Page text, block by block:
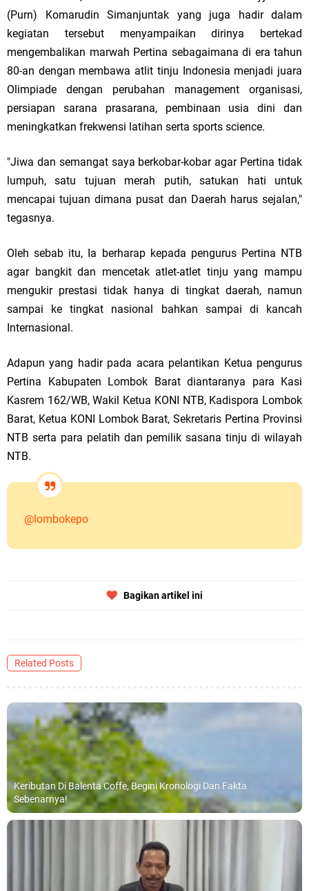
(Purn) Komarudin Simanjuntak yang juga hadir dalam
kegiatan tersebut menyampaikan dirinya bertekad
mengembalikan marwah Pertina sebagaimana di era tahun
80-an dengan membawa atlit tinju Indonesia menjadi juara
Olimpiade dengan perubahan management organisasi,
persiapan sarana prasarana, pembinaan usia dini dan
meningkatkan frekwensi latihan serta sports science.
"Jiwa dan semangat saya berkobar-kobar agar Pertina tidak
lumpuh, satu tujuan merah putih, satukan hati untuk
mencapai tujuan dimana pusat dan Daerah harus sejalan,"
tegasnya.
Oleh sebab itu, Ia berharap kepada pengurus Pertina NTB
agar bangkit dan mencetak atlet-atlet tinju yang mampu
mengukir prestasi tidak hanya di tingkat daerah, namun
sampai ke tingkat nasional bahkan sampai di kancah
Internasional.
Adapun yang hadir pada acara pelantikan Ketua pengurus
Pertina Kabupaten Lombok Barat diantaranya para Kasi
Kasrem 162/WB, Wakil Ketua KONI NTB, Kadispora Lombok
Barat, Ketua KONI Lombok Barat, Sekretaris Pertina Provinsi
NTB serta para pelatih dan pemilik sasana tinju di wilayah
NTB.
@lombokepo
Bagikan artikel ini
Related Posts
Keributan Di Balenta Coffe, Begini Kronologi Dan Fakta
Sebenarnya!